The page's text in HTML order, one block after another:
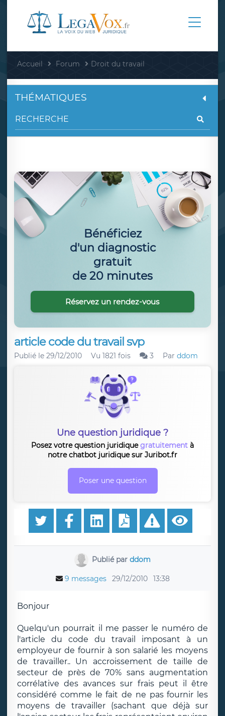
Accueil Forum Droit du travail
article code du travail svp
Publié le 29/12/2010 Vu 1821 fois 3 Par ddom
Une question juridique ?
Posez votre question juridiquegratuitement à
notre chatbot juridique sur Juribot.fr
Poser une question
Publié parddom
9 messages 29/12/2010 13:38
Bonjour
Quelqu'un pourrait il me passer le numéro de
l'article du code du travail imposant à un
employeur de fournir à son salarié les moyens
de travailler.. Un accroissement de taille de
secteur de près de 70% sans augmentation
corrélative des avances sur frais peut il être
considéré comme le fait de ne pas fournir les
moyens de travailler (sachant que déjà sur
THÉMATIQUES
Bénéficiez
d'un diagnostic
gratuit
de 20 minutes
Réservez un rendez-vous